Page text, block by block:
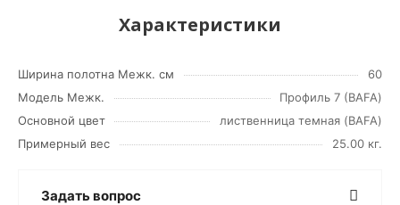
Характеристики
Ширина полотна Межк. см
60
Модель Межк.
Профиль 7 (BAFA)
Основной цвет
лиственница темная (BAFA)
Примерный вес
25.00 кг.
Задать вопрос